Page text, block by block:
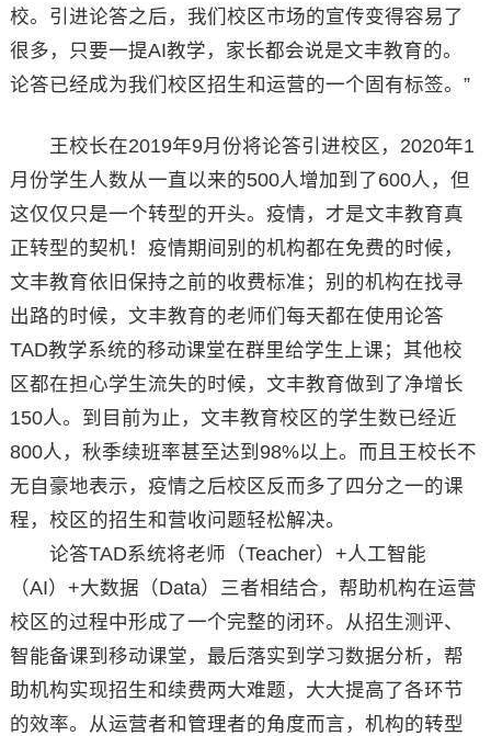
校。引进论答之后，我们校区市场的宣传变得容易了
很多，只要一提AI教学，家长都会说是文丰教育的。
论答已经成为我们校区招生和运营的一个固有标签。”
王校长在2019年9月份将论答引进校区，2020年1
月份学生人数从一直以来的500人增加到了600人，但
这仅仅只是一个转型的开头。疫情，才是文丰教育真
正转型的契机！疫情期间别的机构都在免费的时候，
文丰教育依旧保持之前的收费标准；别的机构在找寻
出路的时候，文丰教育的老师们每天都在使用论答
TAD教学系统的移动课堂在群里给学生上课；其他校
区都在担心学生流失的时候，文丰教育做到了净增长
150人。到目前为止，文丰教育校区的学生数已经近
800人，秋季续班率甚至达到98%以上。而且王校长不
无自豪地表示，疫情之后校区反而多了四分之一的课
程，校区的招生和营收问题轻松解决。
论答TAD系统将老师（Teacher）+人工智能
（AI）+大数据（Data）三者相结合，帮助机构在运营
校区的过程中形成了一个完整的闭环。从招生测评、
智能备课到移动课堂，最后落实到学习数据分析，帮
助机构实现招生和续费两大难题，大大提高了各环节
的效率。从运营者和管理者的角度而言，机构的转型